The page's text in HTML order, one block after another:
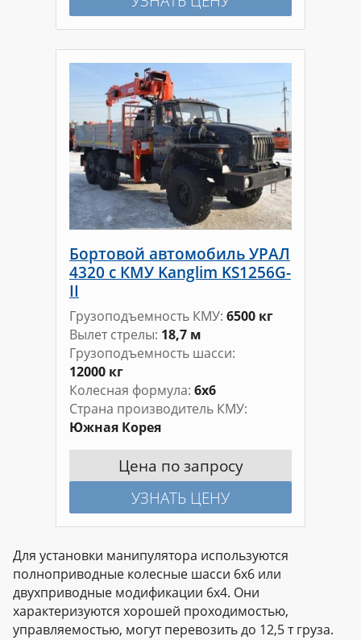
Бортовой автомобиль УРАЛ
4320 с КМУ Kanglim KS1256G-
II
Грузоподъемность КМУ 6500 кг
Вылет стрелы 18,7 м
Грузоподъемность шасси
12000 кг
Колесная формула 6х6
Страна производитель КМУ
Южная Корея
Цена по запросу
УЗНАТЬ ЦЕНУ
Для установки манипулятора используются
полноприводные колесные шасси 6х6 или
двухприводные модификации 6х4. Они
характеризуются хорошей проходимостью,
управляемостью, могут перевозить до 12,5 т груза.